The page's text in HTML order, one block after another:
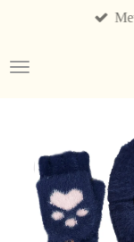
naar